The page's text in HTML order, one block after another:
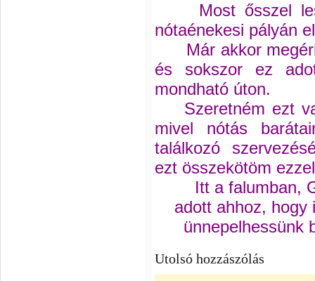
Most ősszel
nótaénekesi pályán
Már akkor
és sokszor ez
mondható úton.
Szeretném ezt
mivel nótás
találkozó
ezt összekötöm
Itt a falumban,
adott ahhoz, hogy
ünnepelhessünk
Utolsó hozzászólás